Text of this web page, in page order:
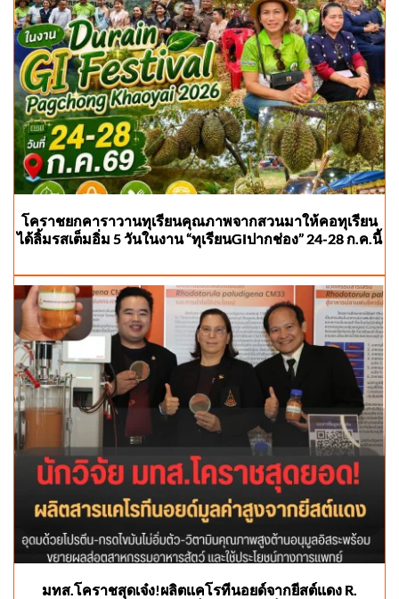
โคราชยกคาราวานทุเรียนคุณภาพจากสวนมาให้คอทุเรียน
ได้ลิ้มรสเต็มอิ่ม 5 วันในงาน “ทุเรียนGIปากช่อง” 24-28 ก.ค.นี้
มทส.โคราชสุดเจ๋ง!ผลิตแคโรทีนอยด์จากยีสต์แดง R.